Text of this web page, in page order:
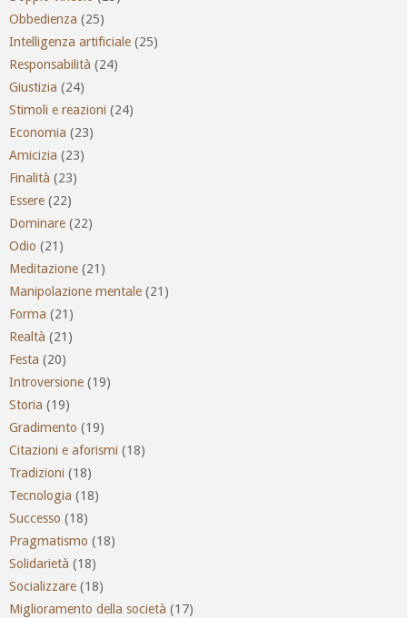
Obbedienza (25)
Intelligenza artificiale (25)
Responsabilità (24)
Giustizia (24)
Stimoli e reazioni (24)
Economia (23)
Amicizia (23)
Finalità (23)
Essere (22)
Dominare (22)
Odio (21)
Meditazione (21)
Manipolazione mentale (21)
Forma (21)
Realtà (21)
Festa (20)
Introversione (19)
Storia (19)
Gradimento (19)
Citazioni e aforismi (18)
Tradizioni (18)
Tecnologia (18)
Successo (18)
Pragmatismo (18)
Solidarietà (18)
Socializzare (18)
Miglioramento della società (17)